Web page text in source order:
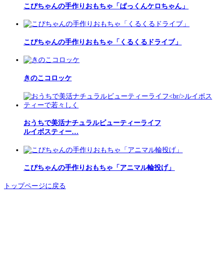
こぴちゃんの手作りおもちゃ「ぱっくんケロちゃん」
こぴちゃんの手作りおもちゃ「くるくるドライブ」
きのこコロッケ
おうちで美活ナチュラルビューティーライフ
ルイボスティー…
こぴちゃんの手作りおもちゃ「アニマル輪投げ」
トップページに戻る